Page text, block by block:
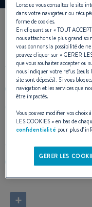
NOS
4241659056
Centro Comercial
1083 Caracas
Venezuela
Calculer l'itinéraire
+
Lorsque vous consultez le site
dans votre navigateur ou
forme de cookies.
En cliquant sur «TOUT
nous attachons le plus grand
vous donnons la possibilité de
pouvez cliquer sur «GERER
que vous souhaitez accepter ou
nous indiquer votre refus (seuls
site sont déposés). Si vous
navigation et les services que
être impactés.
Vous pouvez modifier vos
LES COOKIES» en bas de
confidentialité pour plus
GERER LES